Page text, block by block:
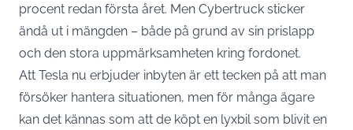
procent redan första året. Men Cybertruck sticker
ändå ut i mängden – både på grund av sin prislapp
och den stora uppmärksamheten kring fordonet.
Att Tesla nu erbjuder inbyten är ett tecken på att man
försöker hantera situationen, men för många ägare
kan det kännas som att de köpt en lyxbil som blivit en